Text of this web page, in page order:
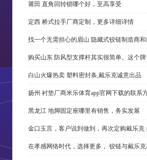
莆田 直角回转锁哪个好，至高享受
定西 桥式拉手厂商定制，更多详细详情
找一个无需担心的眉山 隐藏式铰链制造商
购买山东 防风型支撑杆其实很简单。这个
白山火爆热卖 塑料密封条,戴乐克诚意出品
扬州 衬垫厂商米乐体育app官网下载的联系
黑龙江 地脚固定座哪里有销售，务实发展
金口玉言，客户说到做到，再次定购戴乐克
在孝感网络时代，选择更多， 铰链与戴乐